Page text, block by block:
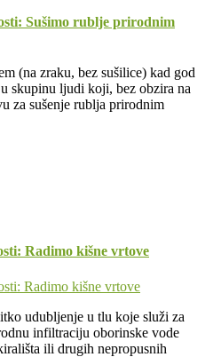
Sušimo rublje prirodnim
(na zraku, bez sušilice) kad god
skupinu ljudi koji, bez obzira na
za sušenje rublja prirodnim
Radimo kišne vrtove
udubljenje u tlu koje služi za
infiltraciju oborinske vode
ili drugih nepropusnih